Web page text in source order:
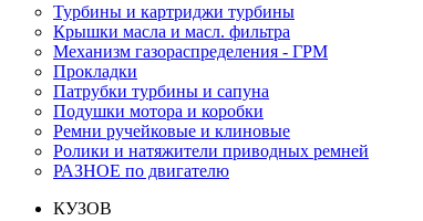
Турбины и картриджи турбины
Крышки масла и масл. фильтра
Механизм газораспределения - ГРМ
Прокладки
Патрубки турбины и сапуна
Подушки мотора и коробки
Ремни ручейковые и клиновые
Ролики и натяжители приводных ремней
РАЗНОЕ по двигателю
КУЗОВ